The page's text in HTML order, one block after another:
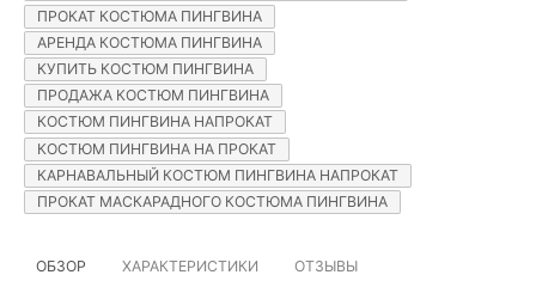
ПРОКАТ КОСТЮМА ПИНГВИНА
АРЕНДА КОСТЮМА ПИНГВИНА
КУПИТЬ КОСТЮМ ПИНГВИНА
ПРОДАЖА КОСТЮМ ПИНГВИНА
КОСТЮМ ПИНГВИНА НАПРОКАТ
КОСТЮМ ПИНГВИНА НА ПРОКАТ
КАРНАВАЛЬНЫЙ КОСТЮМ ПИНГВИНА НАПРОКАТ
ПРОКАТ МАСКАРАДНОГО КОСТЮМА ПИНГВИНА
ОБЗОР ХАРАКТЕРИСТИКИ ОТЗЫВЫ